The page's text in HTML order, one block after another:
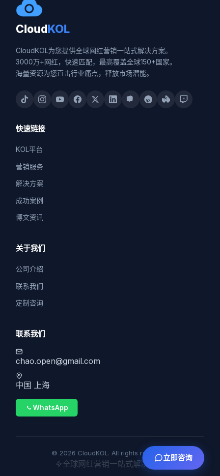
CloudKOL
CloudKOL为您提供全球网红营销一站式解决方案。
3000万+网红，快速匹配，最高覆盖全球150+国家。
海量资源为您直击行业痛点，释放市场潜能。
快速链接
KOL平台
营销服务
解决方案
成功案例
博文资讯
关于我们
公司介绍
联系我们
定制咨询
联系我们
chao.open@gmail.com
中国 上海
WhatsApp
© 2026 CloudKOL. All rights reserved.
全球网红营销一站式解决方案
立即咨询